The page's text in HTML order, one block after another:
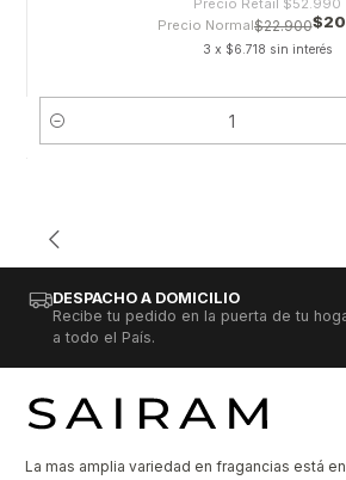
Precio Retail $52.990
Precio Normal$22.900
3 x $6.718 sin interés
Cantidad
DESPACHO A DOMICILIO
Recibe tu pedido en la puerta de tu
a todo el País.
La mas amplia variedad en fragancias está